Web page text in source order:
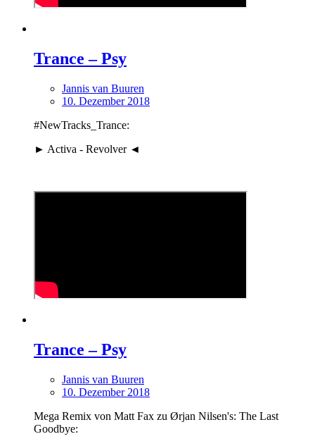
Trance – Psy
Jannis van Buuren
10. Dezember 2018
#NewTracks_Trance:
► Activa - Revolver ◄
Trance – Psy
Jannis van Buuren
10. Dezember 2018
Mega Remix von Matt Fax zu Ørjan Nilsen's: The Last
Goodbye: